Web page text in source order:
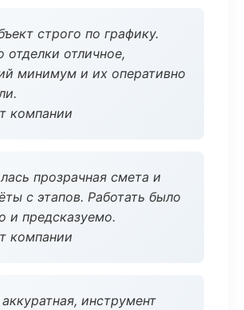
строго по графику.
отделки отличное,
минимум и их оперативно
компании
прозрачная смета и
с этапов. Работать было
и предсказуемо.
компании
инструмент